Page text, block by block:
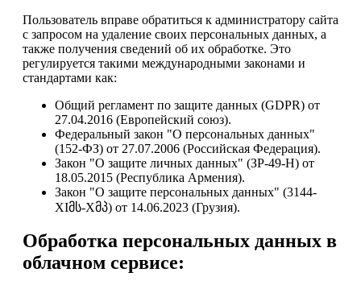
Пользователь вправе обратиться к администратору сайта
с запросом на удаление своих персональных данных, а
также получения сведений об их обработке. Это
регулируется такими международными законами и
стандартами как:
Общий регламент по защите данных (GDPR) от
27.04.2016 (Европейский союз).
Федеральный закон "О персональных данных"
(152-ФЗ) от 27.07.2006 (Российская Федерация).
Закон "О защите личных данных" (ЗР-49-Н) от
18.05.2015 (Республика Армения).
Закон "О защите персональных данных" (3144-
XIმს-Xმპ) от 14.06.2023 (Грузия).
Обработка персональных данных в
облачном сервисе: